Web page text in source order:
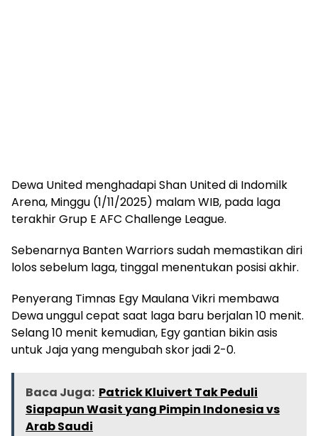
Dewa United menghadapi Shan United di Indomilk
Arena, Minggu (1/11/2025) malam WIB, pada laga
terakhir Grup E AFC Challenge League.
Sebenarnya Banten Warriors sudah memastikan diri
lolos sebelum laga, tinggal menentukan posisi akhir.
Penyerang Timnas Egy Maulana Vikri membawa
Dewa unggul cepat saat laga baru berjalan 10 menit.
Selang 10 menit kemudian, Egy gantian bikin asis
untuk Jaja yang mengubah skor jadi 2-0.
Baca Juga: Patrick Kluivert Tak Peduli
Siapapun Wasit yang Pimpin Indonesia vs
Arab Saudi